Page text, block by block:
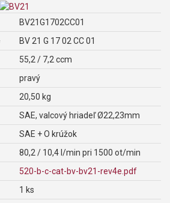
BV21G1702CC01
BV 21 G 17 02 CC 01
55,2 / 7,2 ccm
pravý
20,50 kg
SAE, valcový hriadeľ Ø22,23mm
SAE + O krúžok
80,2 / 10,4 l/min pri 1500 ot/min
520-b-c-cat-bv-bv21-rev4e.pdf
1 ks